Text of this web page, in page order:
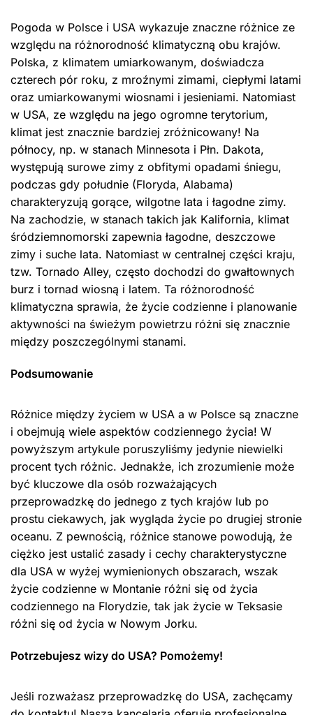
Pogoda w Polsce i USA wykazuje znaczne różnice ze
względu na różnorodność klimatyczną obu krajów.
Polska, z klimatem umiarkowanym, doświadcza
czterech pór roku, z mroźnymi zimami, ciepłymi latami
oraz umiarkowanymi wiosnami i jesieniami. Natomiast
w USA, ze względu na jego ogromne terytorium,
klimat jest znacznie bardziej zróżnicowany! Na
północy, np. w stanach Minnesota i Płn. Dakota,
występują surowe zimy z obfitymi opadami śniegu,
podczas gdy południe (Floryda, Alabama)
charakteryzują gorące, wilgotne lata i łagodne zimy.
Na zachodzie, w stanach takich jak Kalifornia, klimat
śródziemnomorski zapewnia łagodne, deszczowe
zimy i suche lata. Natomiast w centralnej części kraju,
tzw. Tornado Alley, często dochodzi do gwałtownych
burz i tornad wiosną i latem. Ta różnorodność
klimatyczna sprawia, że życie codzienne i planowanie
aktywności na świeżym powietrzu różni się znacznie
między poszczególnymi stanami.
Podsumowanie
Różnice między życiem w USA a w Polsce są znaczne
i obejmują wiele aspektów codziennego życia! W
powyższym artykule poruszyliśmy jedynie niewielki
procent tych różnic. Jednakże, ich zrozumienie może
być kluczowe dla osób rozważających
przeprowadzkę do jednego z tych krajów lub po
prostu ciekawych, jak wygląda życie po drugiej stronie
oceanu. Z pewnością, różnice stanowe powodują, że
ciężko jest ustalić zasady i cechy charakterystyczne
dla USA w wyżej wymienionych obszarach, wszak
życie codzienne w Montanie różni się od życia
codziennego na Florydzie, tak jak życie w Teksasie
różni się od życia w Nowym Jorku.
Potrzebujesz wizy do USA? Pomożemy!
Jeśli rozważasz przeprowadzkę do USA, zachęcamy